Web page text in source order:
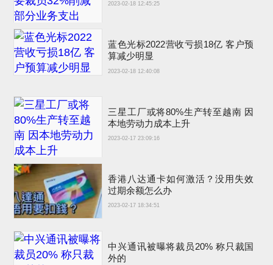
2023-02-18 12:45:25
蓝色光标2022营收亏损18亿 客户预
算减少明显
2023-02-18 12:40:08
三星工厂或将80%生产转至越南 因
本地劳动力成本上升
2023-02-17 23:09:16
香港八达通卡如何激活？没用失效
过期余额怎么办
2023-02-17 18:34:51
中兴通讯被曝将裁员20% 称只裁国
外的